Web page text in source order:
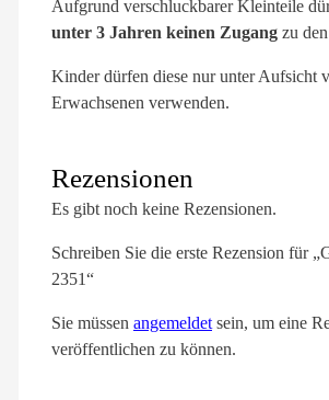
Aufgrund verschluckbarer Kleinteile
unter 3 Jahren keinen Zugang zu
Kinder dürfen diese nur unter Aufsicht
Erwachsenen verwenden.
Rezensionen
Es gibt noch keine Rezensionen.
Schreiben Sie die erste Rezension für
2351“
Sie müssen angemeldet sein, um eine
veröffentlichen zu können.